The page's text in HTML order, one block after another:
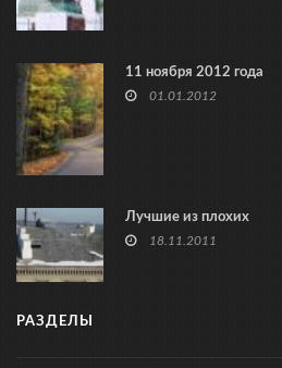
11 ноября 2012 года
01.01.2012
Лучшие из плохих
18.11.2011
РАЗДЕЛЫ